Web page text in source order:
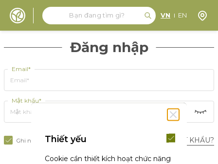
Tìm kiếm
Tìm kiếm
VN EN Định
Đăng nhập
Email*
Mật khẩu*
BẠN QUÊN MẬT KHẨU?
Ghi nhớ tôi Thiết yếu
Cookie cần thiết kích hoạt chức năng